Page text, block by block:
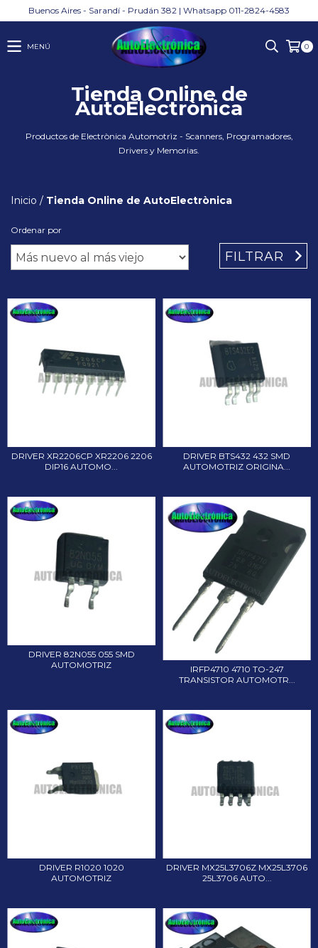
Buenos Aires - Sarandí - Prudán 382 | Whatsapp 011-2824-4583
MENÚ 0
Tienda Online de
AutoElectrònica
Productos de Electrònica Automotrìz - Scanners, Programadores,
Drivers y Memorias.
Inicio / Tienda Online de AutoElectrònica
Ordenar por
FILTRAR
DRIVER XR2206CP XR2206 2206
DIP16 AUTOMO...
DRIVER BTS432 432 SMD
AUTOMOTRIZ ORIGINA...
DRIVER 82N055 055 SMD
AUTOMOTRIZ
IRFP4710 4710 TO-247
TRANSISTOR AUTOMOTR...
DRIVER R1020 1020
AUTOMOTRIZ
DRIVER MX25L3706Z MX25L3706
25L3706 AUTO...